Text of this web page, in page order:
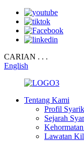
CARIAN . . .
English
Tentang Kami
Profil
Sejarah
Lawatan